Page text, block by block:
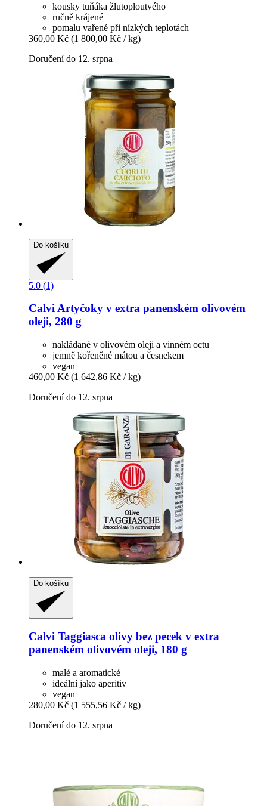
kousky tuňáka žlutoploutvého
ručně krájené
pomalu vařené při nízkých teplotách
360,00 Kč (1 800,00 Kč / kg)
Doručení do 12. srpna
Do košíku
5.0 (1)
CalviArtyčoky v extra panenském olivovém
oleji, 280 g
nakládané v olivovém oleji a vinném octu
jemně kořeněné mátou a česnekem
vegan
460,00 Kč (1 642,86 Kč / kg)
Doručení do 12. srpna
Do košíku
Calvi Taggiasca olivy bez pecek v extra
panenském olivovém oleji, 180 g
malé a aromatické
ideální jako aperitiv
vegan
280,00 Kč (1 555,56 Kč / kg)
Doručení do 12. srpna